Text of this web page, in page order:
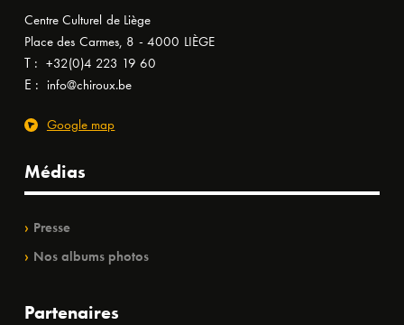
Centre Culturel de Liège
Place des Carmes, 8 - 4000 LIÈGE
T : +32(0)4 223 19 60
E : info@chiroux.be
Google map
Médias
Presse
Nos albums photos
Partenaires